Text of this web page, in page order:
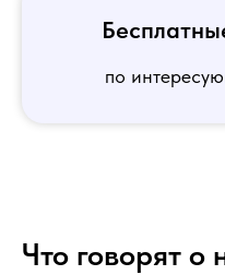
по
Что говорят о